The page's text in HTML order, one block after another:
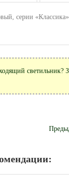
серии
светильник?